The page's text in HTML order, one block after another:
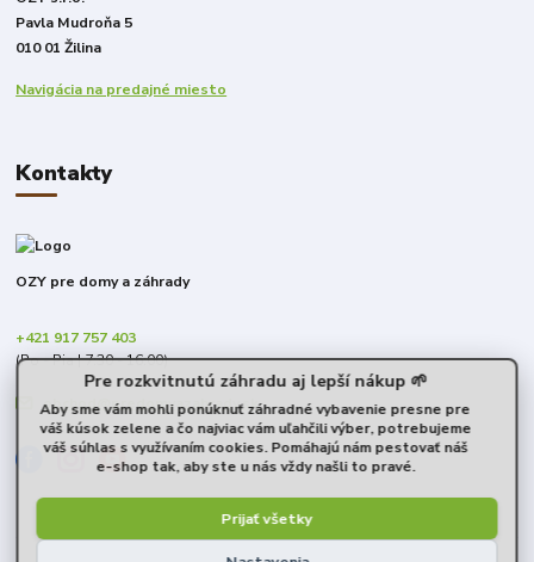
Pavla Mudroňa 5
010 01 Žilina
Navigácia na predajné miesto
Kontakty
OZY pre domy a záhrady
+421 917 757 403
(Po - Pia | 7:30 - 16:00)
obchod@predomyazahrady.sk
Pre rozkvitnutú záhradu aj lepší nákup 🌱
Aby sme vám mohli ponúknuť záhradné vybavenie presne pre
váš kúsok zelene a čo najviac vám uľahčili výber, potrebujeme
váš súhlas s využívaním cookies. Pomáhajú nám pestovať náš
e-shop tak, aby ste u nás vždy našli to pravé.
Prijať všetky